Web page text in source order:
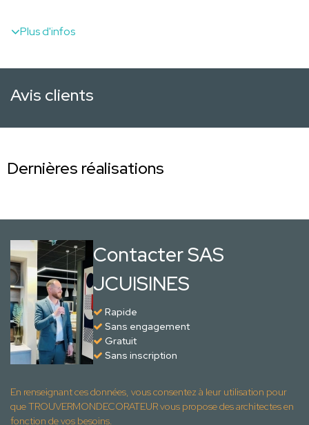
Plus d'infos
Avis clients
Dernières réalisations
Contacter SAS
JCUISINES
Rapide
Sans engagement
Gratuit
Sans inscription
En renseignant ces données, vous consentez à leur utilisation pour
que TROUVERMONDECORATEUR vous propose des architectes en
fonction de vos besoins.